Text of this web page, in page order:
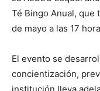
Té Bingo Anual, que
de mayo a las 17
El evento se
concientización,